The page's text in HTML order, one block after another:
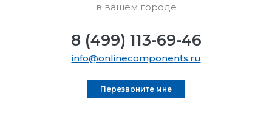
в вашем городе
8 (499) 113-69-46
info@onlinecomponents.ru
Перезвоните мне